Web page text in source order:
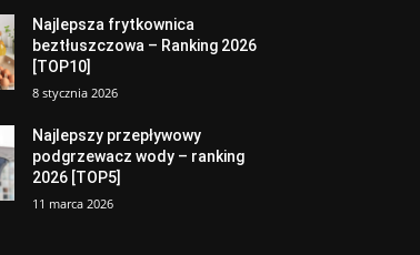
Najlepsza frytkownica
beztłuszczowa – Ranking 2026
[TOP10]
8 stycznia 2026
Najlepszy przepływowy
podgrzewacz wody – ranking
2026 [TOP5]
11 marca 2026